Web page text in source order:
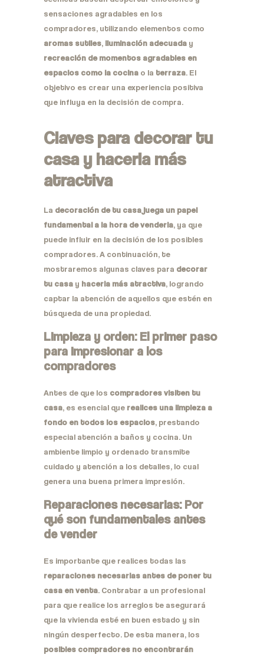
sensaciones agradables en los
compradores, utilizando elementos como
aromas sutiles, iluminación adecuada y
recreación de momentos agradables en
espacios como la cocina o la terraza. El
objetivo es crear una experiencia positiva
que influya en la decisión de compra.
Claves para decorar tu
casa y hacerla más
atractiva
La decoración de tu casa juega un papel
fundamental a la hora de venderla, ya que
puede influir en la decisión de los posibles
compradores. A continuación, te
mostraremos algunas claves para decorar
tu casa y hacerla más atractiva, logrando
captar la atención de aquellos que estén en
búsqueda de una propiedad.
Limpieza y orden: El primer paso
para impresionar a los
compradores
Antes de que los compradores visiten tu
casa, es esencial que realices una limpieza a
fondo en todos los espacios, prestando
especial atención a baños y cocina. Un
ambiente limpio y ordenado transmite
cuidado y atención a los detalles, lo cual
genera una buena primera impresión.
Reparaciones necesarias: Por
qué son fundamentales antes
de vender
Es importante que realices todas las
reparaciones necesarias antes de poner tu
casa en venta. Contratar a un profesional
para que realice los arreglos te asegurará
que la vivienda esté en buen estado y sin
ningún desperfecto. De esta manera, los
posibles compradores no encontrarán